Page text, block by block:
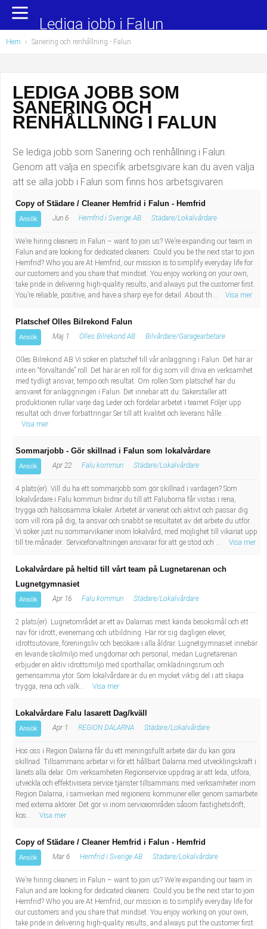
Yrkesområden
Administration, ekonomi, juridik
Chefer och verksamhetsledare
Data/IT
Försäljning, inköp, marknadsföring
Hantverksyrken
Hotell, restaurang, storhushåll
Hälso- och sjukvård
Industriell tillverkning
Kropps- och skönhetsvård
Kultur, media, design
Militärt arbete
Naturbruk
Naturvetenskapligt arbete
Pedagogiskt arbete
Sanering och renhållning
Socialt arbete
Säkerhetsarbete
Tekniskt arbete
Transport
Populära jobb
Undersköterska, hemtjänst och äldreboende
Barnskötare
Lärare i förskola/Förskollärare
Lagerarbetare
Bussförare/Busschaufför
Elevassistent
Personlig assistent
Behandlingsassistent/Socialpedagog
Budbilsförare
Tidningsbud/Tidningsdistributör
Lärare i fritidshem/Fritidspedagog
Taxiförare/Taxichaufför
Läkarsekreterare/Vårdadmin/Medicinsk
sekreterare
Lastbilsförare m.fl.
Fastighetsskötare
Informatör/Kommunikatör
Brevbärare
Sjuksköterska, grundutbildad
Kock, storhushåll
Undersköterska, vård- o specialavd. o mottagning
Bibliotekarie
Administrativ assistent
Lärare i gymnasiet
Lediga jobb i Falun
Hem › Sanering och renhållning - Falun
LEDIGA JOBB SOM
SANERING OCH
RENHÅLLNING I FALUN
Se lediga jobb som Sanering och renhållning i Falun.
Genom att välja en specifik arbetsgivare kan du även välja
att se alla jobb i Falun som finns hos arbetsgivaren.
Copy of Städare / Cleaner Hemfrid i Falun - Hemfrid
Ansök Jun 6 Hemfrid i Sverige AB Städare/Lokalvårdare
We’re hiring cleaners in Falun – want to join us? We’re expanding our team in
Falun and are looking for dedicated cleaners. Could you be the next star to join
Hemfrid? Who you are At Hemfrid, our mission is to simplify everyday life for
our customers and you share that mindset. You enjoy working on your own,
take pride in delivering high-quality results, and always put the customer first.
You’re reliable, positive, and have a sharp eye for detail. About th...
Visa mer
Platschef Olles Bilrekond Falun
Ansök Maj 1 Olles Bilrekond AB Bilvårdare/Garagearbetare
Olles Bilrekond AB Vi söker en platschef till vår anläggning i Falun. Det här är
inte en “förvaltande” roll. Det här är en roll för dig som vill driva en verksamhet
med tydligt ansvar, tempo och resultat. Om rollen Som platschef har du
ansvaret för anläggningen i Falun. Det innebär att du: Säkerställer att
produktionen rullar varje dag Leder och fördelar arbetet i teamet Följer upp
resultat och driver förbättringar Ser till att kvalitet och leverans hålle...
Visa mer
Sommarjobb - Gör skillnad i Falun som lokalvårdare
Ansök Apr 22 Falu kommun Städare/Lokalvårdare
4 plats(er). Vill du ha ett sommarjobb som gör skillnad i vardagen? Som
lokalvårdare i Falu kommun bidrar du till att Faluborna får vistas i rena,
trygga och hälsosamma lokaler. Arbetet är varierat och aktivt och passar dig
som vill röra på dig, ta ansvar och snabbt se resultatet av det arbete du utför.
Vi söker just nu sommarvikarier inom lokalvård, med möjlighet till vikariat upp
till tre månader. Serviceförvaltningen ansvarar för att ge stöd och ...
Visa mer
Lokalvårdare på heltid till vårt team på Lugnetarenan och
Lugnetgymnasiet
Ansök Apr 16 Falu kommun Städare/Lokalvårdare
2 plats(er). Lugnetområdet är ett av Dalarnas mest kända besöksmål och ett
nav för idrott, evenemang och utbildning. Här rör sig dagligen elever,
idrottsutövare, föreningsliv och besökare i alla åldrar. Lugnetgymnasiet innebär
en levande skolmiljö med ungdomar och personal, medan Lugnetarenan
erbjuder en aktiv idrottsmiljö med sporthallar, omklädningsrum och
gemensamma ytor. Som lokalvårdare är du en mycket viktig del i att skapa
trygga, rena och välk...
Visa mer
Lokalvårdare Falu lasarett Dag/kväll
Ansök Apr 1 REGION DALARNA Städare/Lokalvårdare
Hos oss i Region Dalarna får du ett meningsfullt arbete där du kan göra
skillnad. Tillsammans arbetar vi för ett hållbart Dalarna med utvecklingskraft i
länets alla delar. Om verksamheten Regionservice uppdrag är att leda, utföra,
utveckla och effektivisera service tjänster tillsammans med verksamheter inom
Region Dalarna, i samverkan med regionens kommuner eller genom samarbete
med externa aktörer. Det gör vi inom serviceområden såsom fastighetsdrift,
kos...
Visa mer
Copy of Städare / Cleaner Hemfrid i Falun - Hemfrid
Ansök Mar 6 Hemfrid i Sverige AB Städare/Lokalvårdare
We’re hiring cleaners in Falun – want to join us? We’re expanding our team in
Falun and are looking for dedicated cleaners. Could you be the next star to join
Hemfrid? Who you are At Hemfrid, our mission is to simplify everyday life for
our customers and you share that mindset. You enjoy working on your own,
take pride in delivering high-quality results, and always put the customer first.